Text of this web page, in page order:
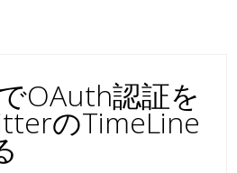
OAuth認証を
のTimeLine